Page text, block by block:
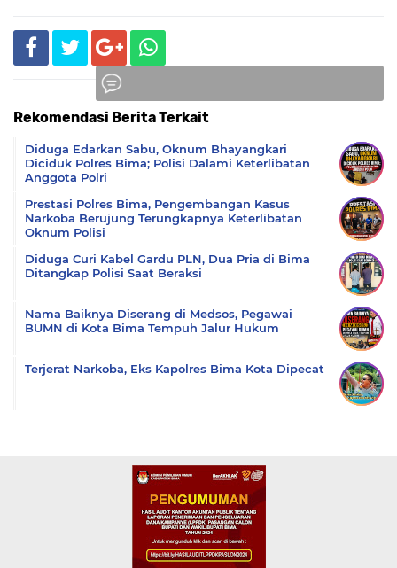
Rekomendasi Berita Terkait
Diduga Edarkan Sabu, Oknum Bhayangkari
Diciduk Polres Bima; Polisi Dalami Keterlibatan
Anggota Polri
Prestasi Polres Bima, Pengembangan Kasus
Narkoba Berujung Terungkapnya Keterlibatan
Oknum Polisi
Diduga Curi Kabel Gardu PLN, Dua Pria di Bima
Ditangkap Polisi Saat Beraksi
Nama Baiknya Diserang di Medsos, Pegawai
BUMN di Kota Bima Tempuh Jalur Hukum
Terjerat Narkoba, Eks Kapolres Bima Kota Dipecat